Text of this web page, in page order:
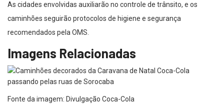
As cidades envolvidas auxiliarão no controle de trânsito, e os
caminhões seguirão protocolos de higiene e segurança
recomendados pela OMS.
Imagens Relacionadas
Fonte da imagem: Divulgação Coca-Cola